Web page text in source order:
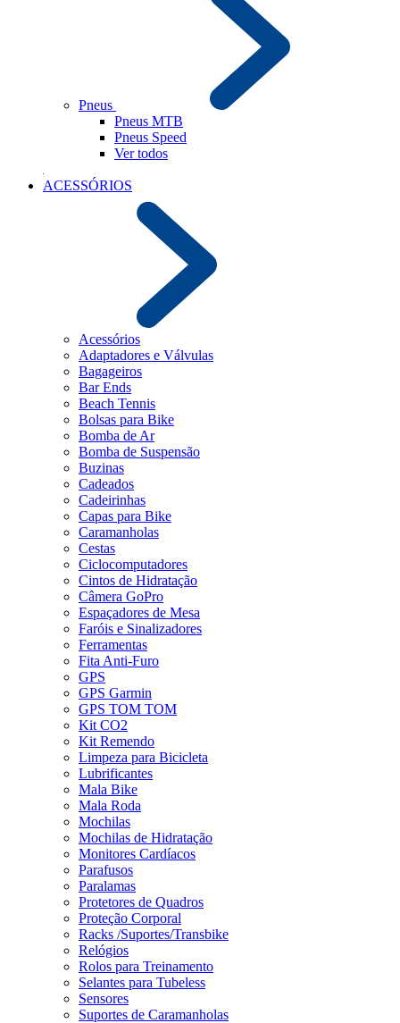
Pneus
Pneus MTB
Pneus Speed
Ver todos
ACESSÓRIOS
Acessórios
Adaptadores e Válvulas
Bagageiros
Bar Ends
Beach Tennis
Bolsas para Bike
Bomba de Ar
Bomba de Suspensão
Buzinas
Cadeados
Cadeirinhas
Capas para Bike
Caramanholas
Cestas
Ciclocomputadores
Cintos de Hidratação
Câmera GoPro
Espaçadores de Mesa
Faróis e Sinalizadores
Ferramentas
Fita Anti-Furo
GPS
GPS Garmin
GPS TOM TOM
Kit CO2
Kit Remendo
Limpeza para Bicicleta
Lubrificantes
Mala Bike
Mala Roda
Mochilas
Mochilas de Hidratação
Monitores Cardíacos
Parafusos
Paralamas
Protetores de Quadros
Proteção Corporal
Racks /Suportes/Transbike
Relógios
Rolos para Treinamento
Selantes para Tubeless
Sensores
Suportes de Caramanholas